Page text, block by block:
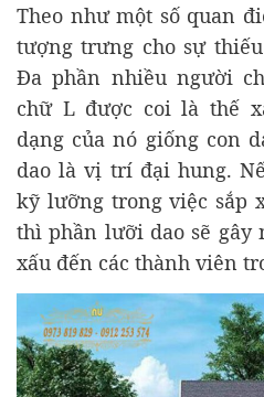
Theo như một số quan
tượng trưng cho sự
Đa phần nhiều người
chữ L được coi là thế
dạng của nó giống con
dao là vị trí đại hung.
kỹ lưỡng trong việc sắp
thì phần lưỡi dao sẽ gây
xấu đến các thành viên